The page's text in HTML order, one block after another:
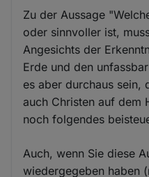
Zu der Aussage
oder sinnvoller ist,
Angesichts der
Erde und den
es aber durchaus sein,
auch Christen auf dem
noch folgendes
Auch, wenn Sie diese
wiedergegeben haben